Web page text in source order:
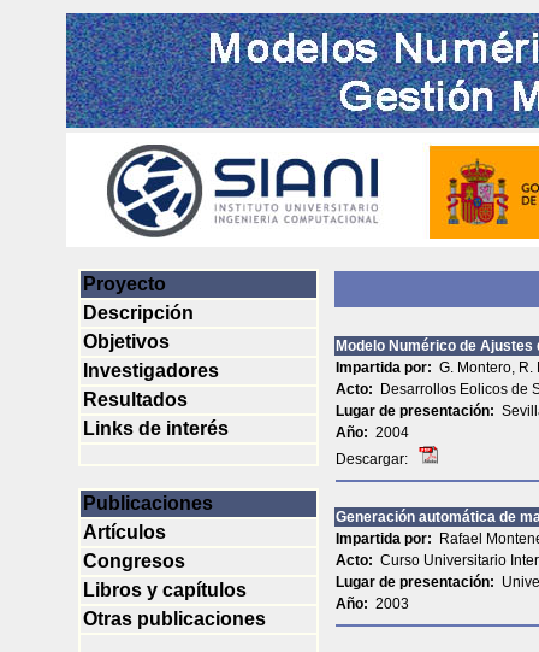
Proyecto
Descripción
Objetivos
Investigadores
Resultados
Links de interés
Publicaciones
Artículos
Congresos
Libros y capítulos
Otras publicaciones
Modelo Numérico de Ajustes
Impartida por: G. Montero, R.
Acto:
Desarrollos Eolicos de
Lugar de presentación:
Año: 2004
Descargar:
Generación automática de
Impartida por:
Rafael
Acto: Curso Universitario
Lugar de presentación:
Año: 2003